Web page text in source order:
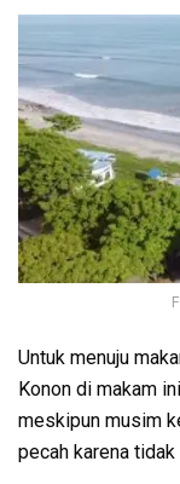
Untuk menuju
Konon di makam
meskipun musim
pecah karena tidak